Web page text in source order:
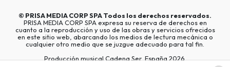
© PRISA MEDIA CORP SPATodos los derechos reservados.
PRISA MEDIA CORP SPA expresa su reserva de derechos en
cuanto a la reproducción y uso de las obras y servicios ofrecidos
en este sitio web, abarcando los medios de lectura mecánica o
cualquier otro medio que se juzgue adecuado para tal fin.
Producción musical Cadena Ser, España 2026.